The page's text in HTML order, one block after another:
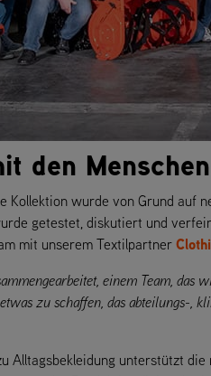
den
Kollektion wurde von Grund
getestet, diskutiert und
mit unserem Textilpartner
einem Team,
zu schaffen, das abteilungs-,
Alltagsbekleidung unterstützt